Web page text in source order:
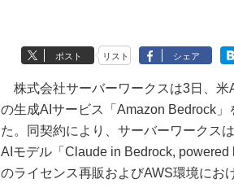
ポスト リスト シェア
株式会社サーバーワークスは3日、米
の生成AIサービス「Amazon Bedrock
た。同契約により、サーバーワークス
AIモデル「Claude in Bedrock,
のライセンス再販およびAWS環境にお